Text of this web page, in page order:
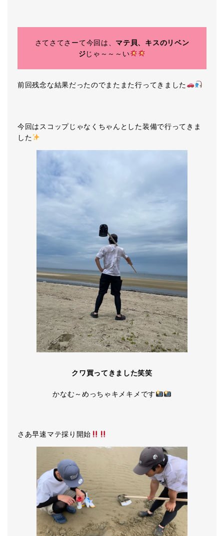
さてさてさーて今回は、 マテ貝、キスのリベン
ジじゃ～～～い
前回残念な結果だったのでまたまた行ってきました
今回はスコップじゃなくちゃんとした装備で行ってきま
した
クワ買ってきました笑笑
かなむ～めっちゃキメキメです
さあ早速マテ採り開始